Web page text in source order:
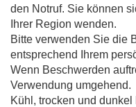
den Notruf. Sie können
Ihrer Region wenden.
Bitte verwenden Sie die
entsprechend Ihrem
Wenn Beschwerden
Verwendung umgehend.
Kühl, trocken und dunkel